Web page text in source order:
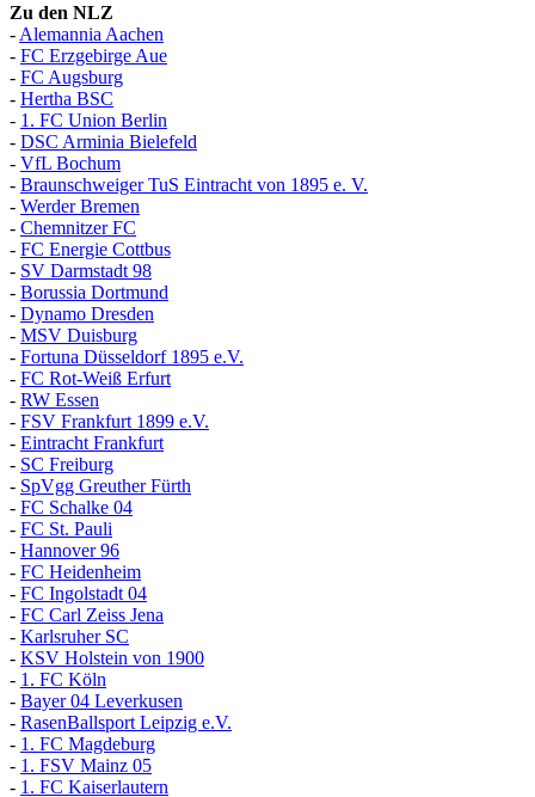
Zu den NLZ
- Alemannia Aachen
- FC Erzgebirge Aue
- FC Augsburg
- Hertha BSC
- 1. FC Union Berlin
- DSC Arminia Bielefeld
- VfL Bochum
- Braunschweiger TuS Eintracht von 1895 e. V.
- Werder Bremen
- Chemnitzer FC
- FC Energie Cottbus
- SV Darmstadt 98
- Borussia Dortmund
- Dynamo Dresden
- MSV Duisburg
- Fortuna Düsseldorf 1895 e.V.
- FC Rot-Weiß Erfurt
- RW Essen
- FSV Frankfurt 1899 e.V.
- Eintracht Frankfurt
- SC Freiburg
- SpVgg Greuther Fürth
- FC Schalke 04
- FC St. Pauli
- Hannover 96
- FC Heidenheim
- FC Ingolstadt 04
- FC Carl Zeiss Jena
- Karlsruher SC
- KSV Holstein von 1900
- 1. FC Köln
- Bayer 04 Leverkusen
- RasenBallsport Leipzig e.V.
- 1. FC Magdeburg
- 1. FSV Mainz 05
- 1. FC Kaiserlautern